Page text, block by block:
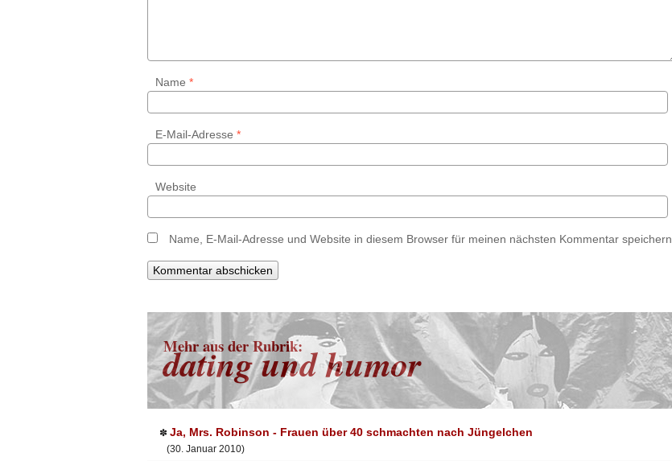
Name *
E-Mail-Adresse *
Website
Name, E-Mail-Adresse und Website in diesem Browser für meinen nächsten Kommentar speichern.
Mehr aus der Rubrik:
dating und humor
✽ Ja, Mrs. Robinson - Frauen über 40 schmachten nach Jüngelchen
(30. Januar 2010)